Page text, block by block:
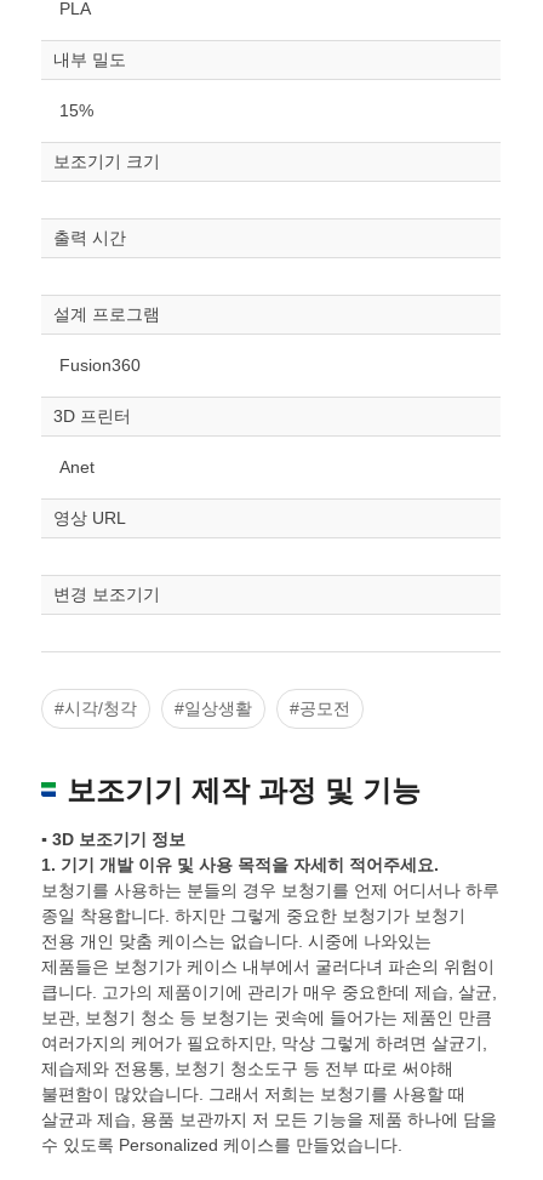
조정“ 버튼을 눌러주세요.
mm
폭
스케일
조정
PLA
내부 밀도
15%
보조기기 크기
출력 시간
설계 프로그램
Fusion360
3D 프린터
Anet
영상 URL
변경 보조기기
#시각/청각 #일상생활 #공모전
보조기기 제작 과정 및 기능
▪ 3D 보조기기 정보
1. 기기 개발 이유 및 사용 목적을 자세히 적어주세요.
보청기를 사용하는 분들의 경우 보청기를 언제 어디서나 하루
종일 착용합니다. 하지만 그렇게 중요한 보청기가 보청기
전용 개인 맞춤 케이스는 없습니다. 시중에 나와있는
제품들은 보청기가 케이스 내부에서 굴러다녀 파손의 위험이
큽니다. 고가의 제품이기에 관리가 매우 중요한데 제습, 살균,
보관, 보청기 청소 등 보청기는 귓속에 들어가는 제품인 만큼
여러가지의 케어가 필요하지만, 막상 그렇게 하려면 살균기,
제습제와 전용통, 보청기 청소도구 등 전부 따로 써야해
불편함이 많았습니다. 그래서 저희는 보청기를 사용할 때
살균과 제습, 용품 보관까지 저 모든 기능을 제품 하나에 담을
수 있도록 Personalized 케이스를 만들었습니다.